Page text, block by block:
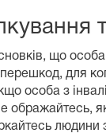
що
для
особа з
ображайтесь,
людини